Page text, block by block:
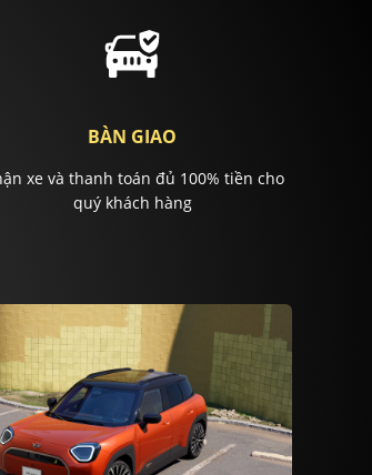
BÀN GIAO
xe và thanh toán đủ 100% tiền cho
quý khách hàng